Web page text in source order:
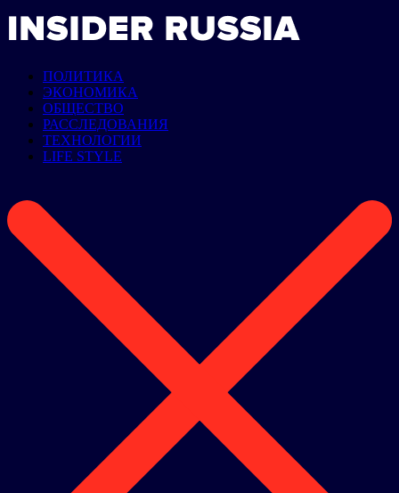
ПОЛИТИКА
ЭКОНОМИКА
ОБЩЕСТВО
РАССЛЕДОВАНИЯ
ТЕХНОЛОГИИ
LIFE STYLE